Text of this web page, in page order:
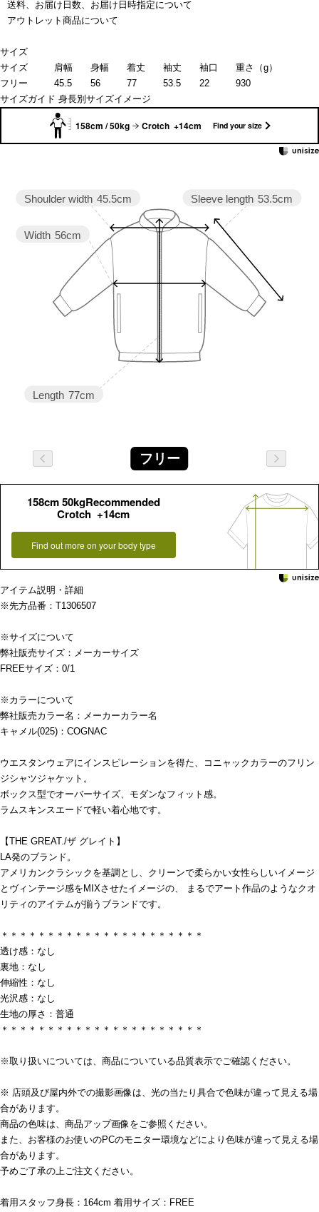
送料、お届け日数、お届け日時指定について
アウトレット商品について
サイズ
サイズ
肩幅 身幅 着丈 袖丈 袖口
重さ（g）
フリー
45.5 56 77 53.5 22
930
サイズガイド 身長別サイズイメージ
158cm / 50kg Crotch +14cm Find your size
Sleeve length 53.5cm
Length 77cm
Width 56cm
Shoulder width 45.5cm
フリー
158cm 50kgRecommended
Crotch +14cm
Find out more on your body type
アイテム説明・詳細
※先方品番：T1306507
※サイズについて
弊社販売サイズ：メーカーサイズ
FREEサイズ：0/1
※カラーについて
弊社販売カラー名：メーカーカラー名
キャメル(025)：COGNAC
ウエスタンウェアにインスピレーションを得た、コニャックカラーのフリン
ジシャツジャケット。
ボックス型でオーバーサイズ、モダンなフィット感。
ラムスキンスエードで軽い着心地です。
【THE GREAT./ザ グレイト】
LA発のブランド。
アメリカンクラシックを基調とし、クリーンで柔らかい女性らしいイメージ
とヴィンテージ感をMIXさせたイメージの、 まるでアート作品のようなクオ
リティのアイテムが揃うブランドです。
＊＊＊＊＊＊＊＊＊＊＊＊＊＊＊＊＊＊＊＊＊＊
透け感：なし
裏地：なし
伸縮性：なし
光沢感：なし
生地の厚さ：普通
＊＊＊＊＊＊＊＊＊＊＊＊＊＊＊＊＊＊＊＊＊＊
※取り扱いについては、商品についている品質表示でご確認ください。
※ 店頭及び屋内外での撮影画像は、光の当たり具合で色味が違って見える場
合があります。
商品の色味は、商品アップ画像をご参照ください。
また、お客様のお使いのPCのモニター環境などにより色味が違って見える場
合があります。
予めご了承の上ご注文ください。
着用スタッフ身長：164cm 着用サイズ：FREE